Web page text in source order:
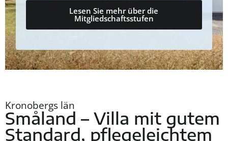
Lesen Sie mehr über die
Mitgliedschaftsstufen
Kronobergs län
Småland – Villa mit gutem
Standard, pflegeleichtem